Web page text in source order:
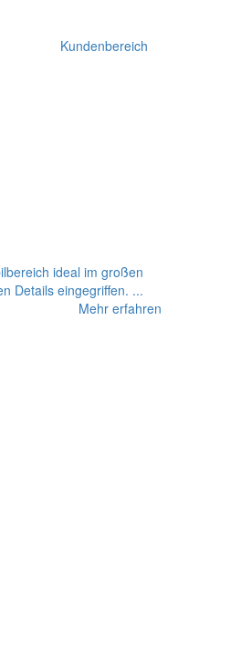
Kundenbereich
ideal im großen
Details eingegriffen. ...
Mehr erfahren